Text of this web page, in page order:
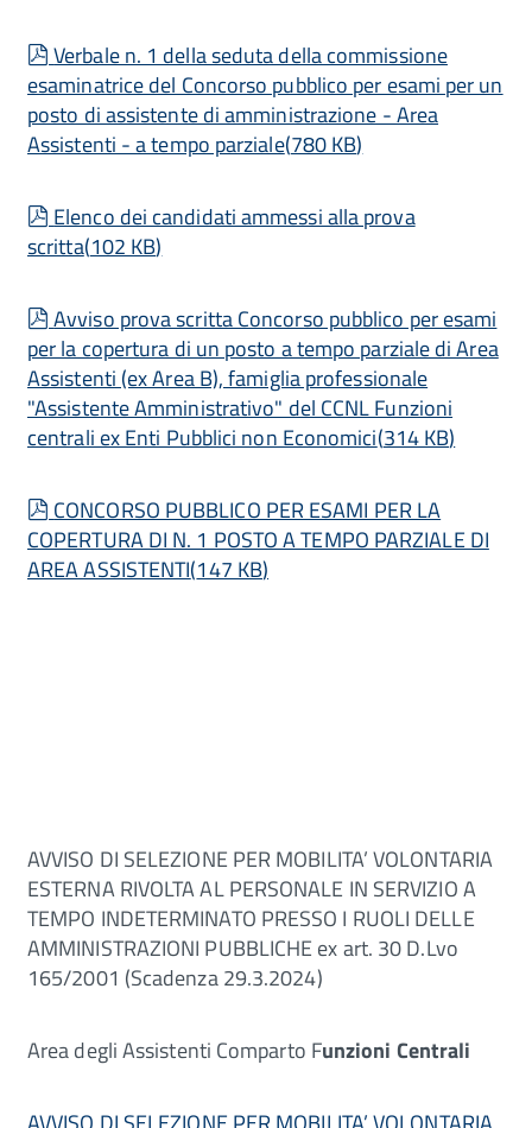
pdf
Verbale n. 1 della seduta della commissione
esaminatrice del Concorso pubblico per esami per un
posto di assistente di amministrazione - Area
Assistenti - a tempo parziale(780 KB)
pdf
Elenco dei candidati ammessi alla prova
scritta(102 KB)
pdf
Avviso prova scritta Concorso pubblico per esami
per la copertura di un posto a tempo parziale di Area
Assistenti (ex Area B), famiglia professionale
"Assistente Amministrativo" del CCNL Funzioni
centrali ex Enti Pubblici non Economici(314 KB)
pdf
CONCORSO PUBBLICO PER ESAMI PER LA
COPERTURA DI N. 1 POSTO A TEMPO PARZIALE DI
AREA ASSISTENTI(147 KB)
AVVISO DI SELEZIONE PER MOBILITA’ VOLONTARIA
ESTERNA RIVOLTA AL PERSONALE IN SERVIZIO A
TEMPO INDETERMINATO PRESSO I RUOLI DELLE
AMMINISTRAZIONI PUBBLICHE ex art. 30 D.Lvo
165/2001 (Scadenza 29.3.2024)
Area degli Assistenti Comparto Funzioni Centrali